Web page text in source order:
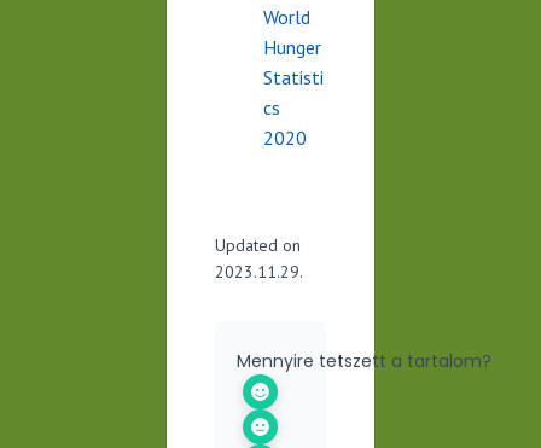
World
Hunger
Statisti
cs
2020
Updated on
2023.11.29.
Mennyire tetszett a tartalom?